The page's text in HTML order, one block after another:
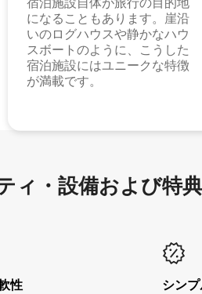
になることもあります。崖沿
いのログハウスや静かなハウ
スボートのように、こうした
宿泊施設にはユニークな特徴
が満載です。
ィ⁠・設⁠備⁠および特⁠典
性
シン